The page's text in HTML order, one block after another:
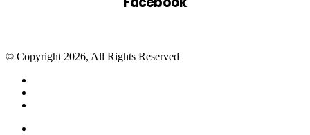
© Copyright 2026, All Rights Reserved
Facebook
Twitter
WhatsApp
Telegram
Close